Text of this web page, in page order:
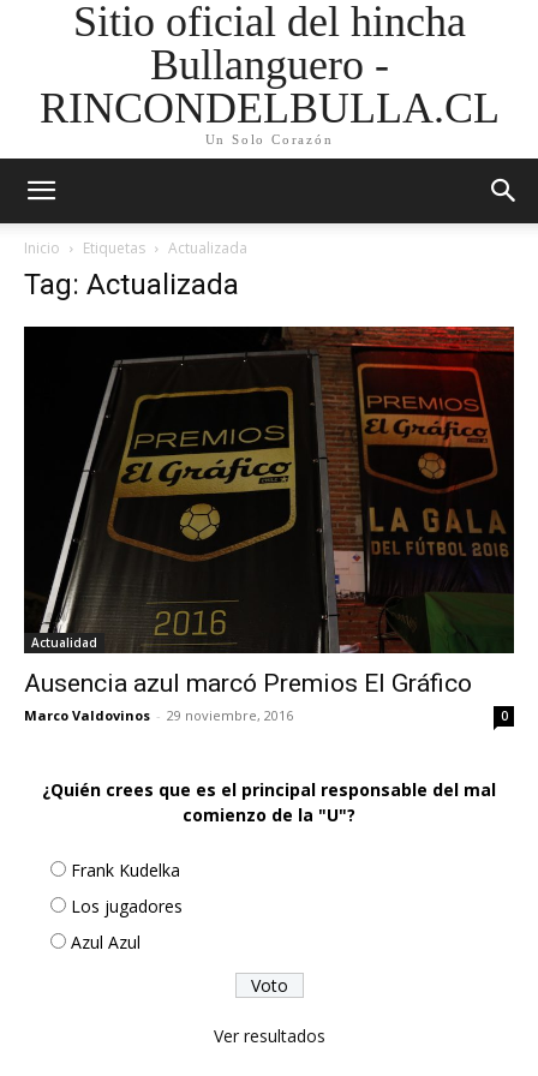
Sitio oficial del hincha
Bullanguero -
RINCONDELBULLA.CL
Un Solo Corazón
Inicio Etiquetas Actualizada
Tag: Actualizada
Actualidad
Ausencia azul marcó Premios El Gráfico
Marco Valdovinos - 29 noviembre, 2016 0
¿Quién crees que es el principal responsable del mal
comienzo de la "U"?
Frank Kudelka
Los jugadores
Azul Azul
Ver resultados